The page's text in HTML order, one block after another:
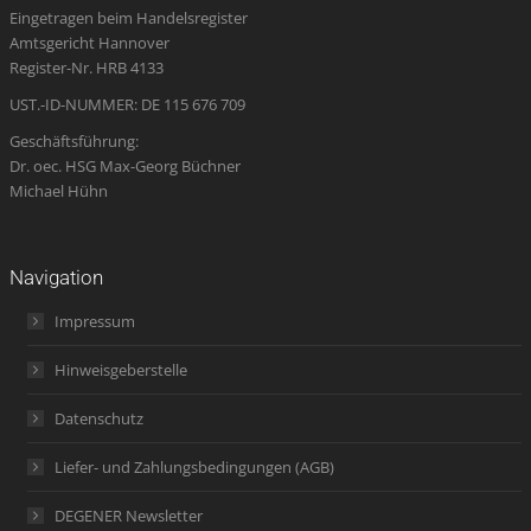
new
window
new
window
new
window
in
new
new
Eingetragen beim Handelsregister
Amtsgericht Hannover
Register-Nr. HRB 4133
UST.-ID-NUMMER: DE 115 676 709
Geschäftsführung:
Dr. oec. HSG Max-Georg Büchner
Michael Hühn
Navigation
Impressum
Hinweisgeberstelle
Datenschutz
Liefer- und Zahlungsbedingungen (AGB)
DEGENER Newsletter